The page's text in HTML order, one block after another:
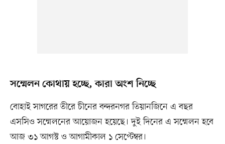
সম্মেলন কোথায় হচ্ছে, কারা অংশ নিচ্ছে
বোহাই সাগরের তীরে চীনের বন্দরনগর তিয়ানজিনে এ বছর
এসসিও সম্মেলনের আয়োজন হয়েছে। দুই দিনের এ সম্মেলন হবে
আজ ৩১ আগস্ট ও আগামীকাল ১ সেপ্টেম্বর।